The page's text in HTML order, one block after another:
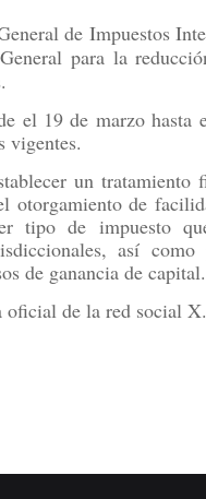
de Impuestos
para la
el 19 de marzo hasta
vigentes.
un tratamiento
otorgamiento de
tipo de impuesto
así como
de ganancia de capital.
oficial de la red social X.